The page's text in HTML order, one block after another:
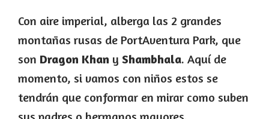
Con aire imperial, alberga las 2 grandes
montañas rusas de PortAventura Park, que
son Dragon Khan y Shambhala. Aquí de
momento, si vamos con niños estos se
tendrán que conformar en mirar como suben